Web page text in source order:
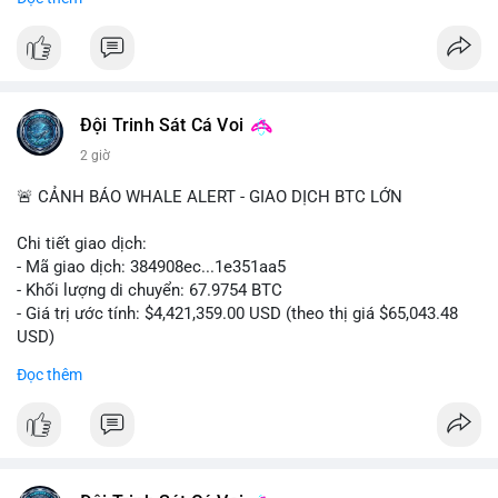
📰 Nguồn: Cointelegraph
Đội Trinh Sát Cá Voi
2 giờ
🚨 CẢNH BÁO WHALE ALERT - GIAO DỊCH BTC LỚN
Chi tiết giao dịch:
- Mã giao dịch: 384908ec...1e351aa5
- Khối lượng di chuyển: 67.9754 BTC
- Giá trị ước tính: $4,421,359.00 USD (theo thị giá $65,043.48
USD)
Khối lượng 67.97 BTC trị giá hơn 4.4 triệu USD được di chuyển
Đọc thêm